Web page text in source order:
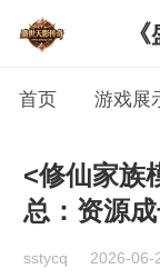
首页 游戏展
<修仙家族
总：资源
sstycq 2026-06-